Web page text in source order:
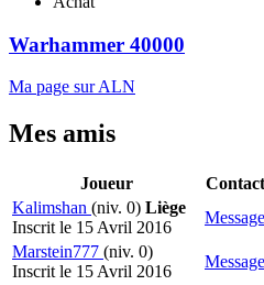
Warhammer 40000
Ma page sur ALN
Mes amis
Joueur
Contact
Kalimshan (niv. 0) Liège
Inscrit le 15 Avril 2016
Message
Marstein777 (niv. 0)
Inscrit le 15 Avril 2016
Message